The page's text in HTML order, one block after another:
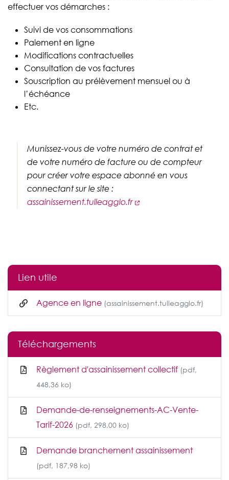
effectuer vos démarches :
Suivi de vos consommations
Paiement en ligne
Modifications contractuelles
Consultation de vos factures
Souscription au prélèvement mensuel ou à
l’échéance
Etc.
Munissez-vous de votre numéro de contrat et
de votre numéro de facture ou de compteur
pour créer votre espace abonné en vous
connectant sur le site :
assainissement.tulleagglo.fr
Lien utile
Agence en ligne (assainissement.tulleagglo.fr)
Téléchargements
Règlement d'assainissement collectif (pdf,
448,36 ko)
Demande-de-renseignements-AC-Vente-
Tarif-2026 (pdf, 298,00 ko)
Demande branchement assainissement
(pdf, 187,98 ko)